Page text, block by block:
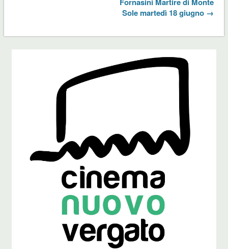
Sole martedì 18 giugno →